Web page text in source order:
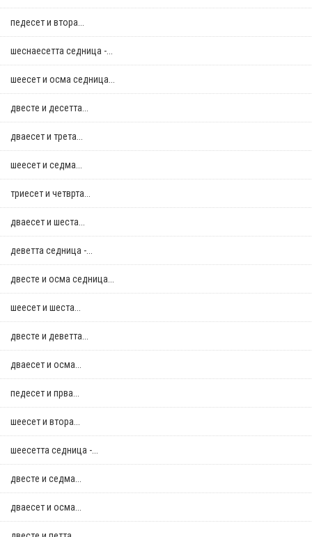
педесет и втора...
шеснаесетта седница -...
шеесет и осма седница...
двестe и десетта...
дваесет и трета...
шеесет и седма...
триесет и четврта...
дваесет и шеста...
деветта седница -...
двестe и осма седница...
шеесет и шеста...
двестe и деветта...
дваесет и осма...
педесет и прва...
шеесет и втора...
шеесетта седница -...
двестe и седма...
дваесет и осма...